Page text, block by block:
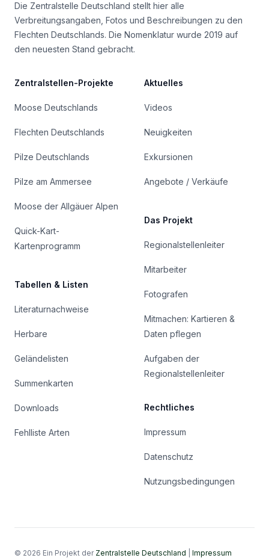
Die Zentralstelle Deutschland stellt hier alle
Verbreitungsangaben, Fotos und Beschreibungen zu den
Flechten Deutschlands. Die Nomenklatur wurde 2019 auf
den neuesten Stand gebracht.
Zentralstellen-Projekte
Moose Deutschlands
Flechten Deutschlands
Pilze Deutschlands
Pilze am Ammersee
Moose der Allgäuer Alpen
Quick-Kart-
Kartenprogramm
Tabellen & Listen
Literaturnachweise
Herbare
Geländelisten
Summenkarten
Downloads
Fehlliste Arten
Aktuelles
Videos
Neuigkeiten
Exkursionen
Angebote / Verkäufe
Das Projekt
Regionalstellenleiter
Mitarbeiter
Fotografen
Mitmachen: Kartieren &
Daten pflegen
Aufgaben der
Regionalstellenleiter
Rechtliches
Impressum
Datenschutz
Nutzungsbedingungen
© 2026 Ein Projekt der Zentralstelle Deutschland Impressum